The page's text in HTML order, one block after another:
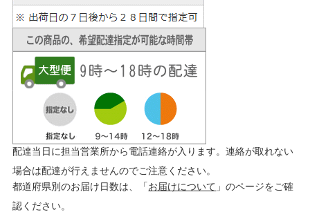
配達当日に担当営業所から電話連絡が入ります。連絡が取れない
場合は配達が行えませんのでご注意ください。
都道府県別のお届け日数は、「お届けについて 」のページをご確
認ください。